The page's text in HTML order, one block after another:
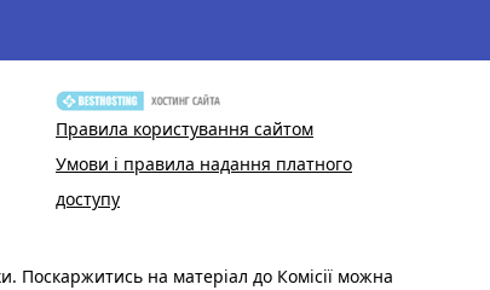
Правила користування сайтом
Умови і правила надання платного
доступу
Поскаржитись на матеріал до Комісії можна